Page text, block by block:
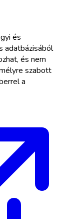
és
adatbázisából
és nem
szabott
a